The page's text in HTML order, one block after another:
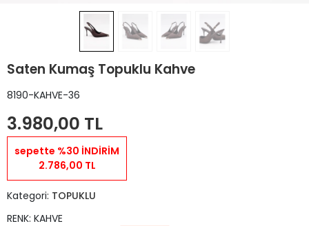
Saten Kumaş Topuklu Kahve
8190-KAHVE-36
3.980,00 TL
sepette %30 İNDİRİM
2.786,00 TL
Kategori: TOPUKLU
RENK: KAHVE